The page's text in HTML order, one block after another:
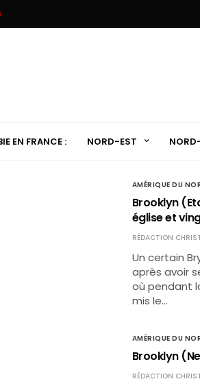
EN FRANCE : NORD-EST
AMÉRIQUE DU
Brooklyn
église et
RÉDACTION
Un certain
après avoir
où pendant
mis le…
AMÉRIQUE DU
Brooklyn
RÉDACTION